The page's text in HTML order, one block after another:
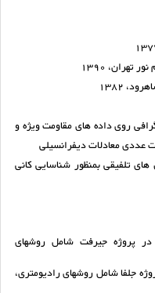
1390
1382
روی داده های مقاومت ویژه و
عددی معادلات دیفرانسیلی
های تلفیقی بمنظور شناسایی کانی
پروژه جیرفت شامل روشهای
جلفا شامل روشهای رادیومتری،